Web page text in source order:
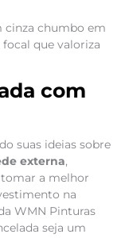
cinza chumbo em
que valoriza
com
suas ideias sobre
externa,
tomar a melhor
na
WMN Pinturas
seja um